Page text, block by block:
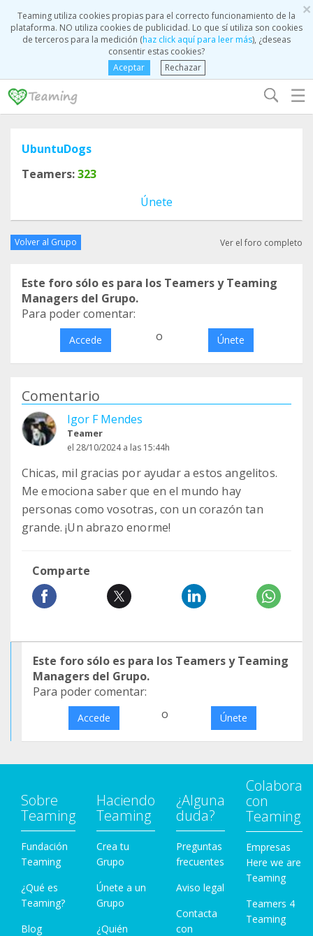
×
Teaming utiliza cookies propias para el correcto funcionamiento de la
plataforma. NO utiliza cookies de publicidad. Lo que sí utiliza son cookies
de terceros para la medición (haz click aquí para leer más), ¿deseas
consentir estas cookies?
Aceptar
Rechazar
☰
UbuntuDogs
Teamers:323
Únete
Volver al Grupo Ver el foro completo
Este foro sólo es para los Teamers y Teaming
Managers del Grupo.
Para poder comentar:
Accede o Únete
Comentario
Igor F Mendes
Teamer
el 28/10/2024 a las 15:44h
Chicas, mil gracias por ayudar a estos angelitos.
Me emociona saber que en el mundo hay
personas como vosotras, con un corazón tan
grande. ¡Un abrazo enorme!
Comparte
Este foro sólo es para los Teamers y Teaming
Managers del Grupo.
Para poder comentar:
Accede o Únete
Sobre
Teaming
Fundación
Teaming
¿Qué es
Teaming?
Blog
Haciendo
Teaming
Crea tu
Grupo
Únete a un
Grupo
¿Quién
¿Alguna
duda?
Preguntas
frecuentes
Aviso legal
Contacta
con
Colabora
con
Teaming
Empresas
Here we are
Teaming
Teamers 4
Teaming